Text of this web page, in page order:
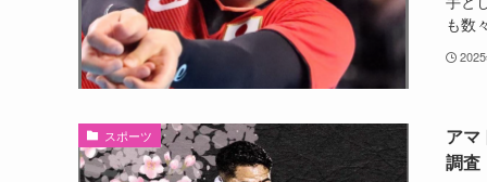
も数
スポーツ
アマ
調査